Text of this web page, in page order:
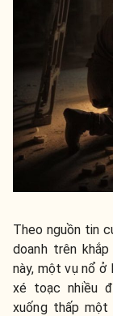
Theo nguồn tin
doanh trên
này, một vụ nổ ở
xé toạc nhiều
xuống thấp